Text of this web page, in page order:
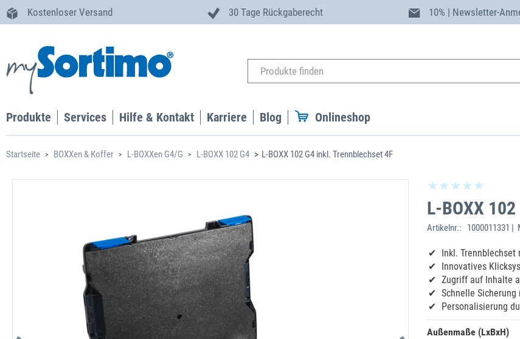
Kostenloser Versand 30 Tage Rückgaberecht 10% | Newsletter-
Produkte Services Hilfe & Kontakt Karriere Blog Onlineshop
Startseite BOXXen & Koffer L-BOXXen G4/G L-BOXX 102 G4 L-BOXX 102 G4 inkl. Trennblechset 4F
L-BOXX
Artikelnr.: 1000011331 |
Inkl.
Innovatives
Zugriff auf Inhalte
Schnelle
Personalisierung
Außenmaße (LxBxH)